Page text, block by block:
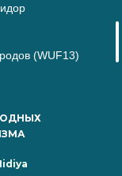
(WUF13)